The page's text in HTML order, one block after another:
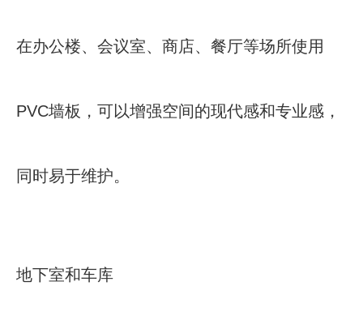
在办公楼、会议室、商店、餐厅等场所使用
PVC墙板，可以增强空间的现代感和专业感，
同时易于维护。
地下室和车库